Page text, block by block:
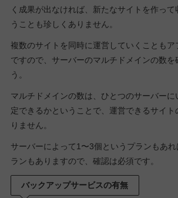
く成果が出なければ、新たなサイトを作っ
うことも珍しくありません。
複数のサイトを同時に運営していくことも
ですので、サーバーのマルチドメインの数を
う。
マルチドメインの数は、ひとつのサーバーに
定できるかということで、運営できるサイト
りません。
サーバーによって1〜3個というプランもあ
ランもありますので、確認は必須です。
バックアップサービスの有無